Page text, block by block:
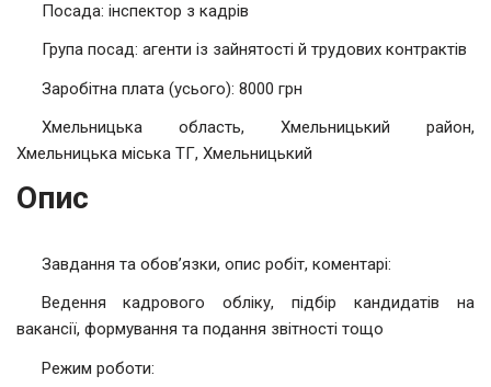
Посада: інспектор з кадрів
Група посад: агенти із зайнятості й трудових контрактів
Заробітна плата (усього): 8000 грн
Хмельницька область, Хмельницький район,
Хмельницька міська ТГ, Хмельницький
Опис
Завдання та обов’язки, опис робіт, коментарі:
Ведення кадрового обліку, підбір кандидатів на
вакансії, формування та подання звітності тощо
Режим роботи: